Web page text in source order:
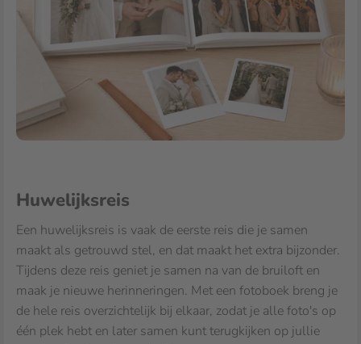
Huwelijksreis
Een huwelijksreis is vaak de eerste reis die je samen
maakt als getrouwd stel, en dat maakt het extra bijzonder.
Tijdens deze reis geniet je samen na van de bruiloft en
maak je nieuwe herinneringen. Met een fotoboek breng je
de hele reis overzichtelijk bij elkaar, zodat je alle foto's op
één plek hebt en later samen kunt terugkijken op jullie